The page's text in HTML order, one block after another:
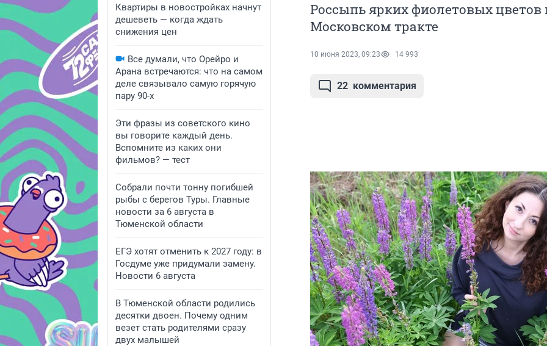
Квартиры в новостройках начнут
дешеветь — когда ждать
снижения цен
Все думали, что Орейро и
Арана встречаются: что на самом
деле связывало самую горячую
пару 90-х
Эти фразы из советского кино
вы говорите каждый день.
Вспомните из каких они
фильмов? — тест
Собрали почти тонну погибшей
рыбы с берегов Туры. Главные
новости за 6 августа в
Тюменской области
ЕГЭ хотят отменить к 2027 году: в
Госдуме уже придумали замену.
Новости 6 августа
В Тюменской области родились
десятки двоен. Почему одним
везет стать родителями сразу
двух малышей
Россыпь ярких фиолетовых цветов
Московском тракте
10 июня 2023, 09:23 14 993
22 комментария